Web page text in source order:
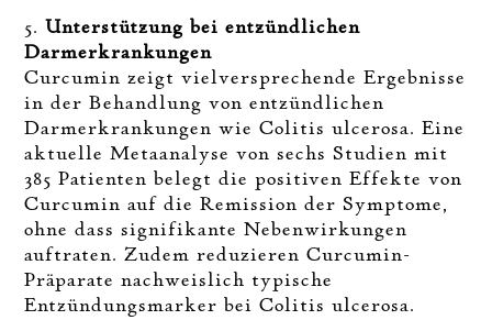
5. Unterstützung bei entzündlichen
Darmerkrankungen
Curcumin zeigt vielversprechende Ergebnisse
in der Behandlung von entzündlichen
Darmerkrankungen wie Colitis ulcerosa. Eine
aktuelle Metaanalyse von sechs Studien mit
385 Patienten belegt die positiven Effekte von
Curcumin auf die Remission der Symptome,
ohne dass signifikante Nebenwirkungen
auftraten. Zudem reduzieren Curcumin-
Präparate nachweislich typische
Entzündungsmarker bei Colitis ulcerosa.